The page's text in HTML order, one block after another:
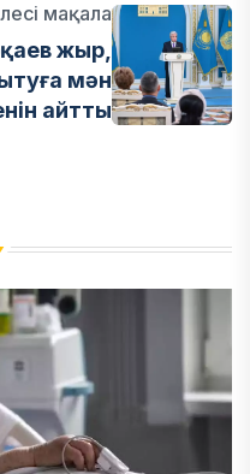
мақала
жыр,
мән
айтты